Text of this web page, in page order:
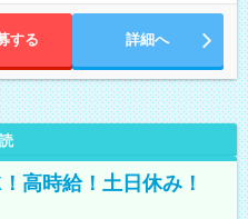
する 詳細へ
高時給！土日休み！